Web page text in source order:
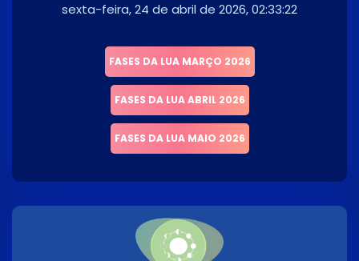
sexta-feira, 24 de abril de 2026, 02:33:22
FASES DA LUA MARÇO 2026
FASES DA LUA ABRIL 2026
FASES DA LUA MAIO 2026